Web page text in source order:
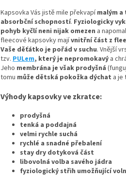
Kapsovka Vás jistě mile překvapímalým
absorbční schopností. Fyziologicky
pohyb kyčlí neni nijak omezen a
fleecové kapsovky majívnitřní část z
Vaše děťátko je pořád v suchu. Vnější
tzv. PULem, který je nepromokavý a
Jeho membrána je však prodyšná
tomu může dětská pokožka dýchat a je
Výhody kapsovky ve zkratce:
prodyšná
tenká a poddajná
velmi rychle suchá
rychlé a snadné přebalení
stay dry dotyková část
libovolná volba savého jádra
fyziologický střih umožňující